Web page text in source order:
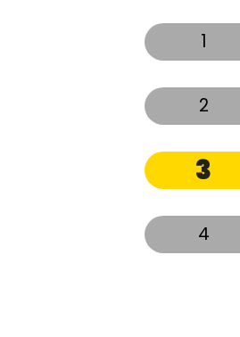
1
2
3
4